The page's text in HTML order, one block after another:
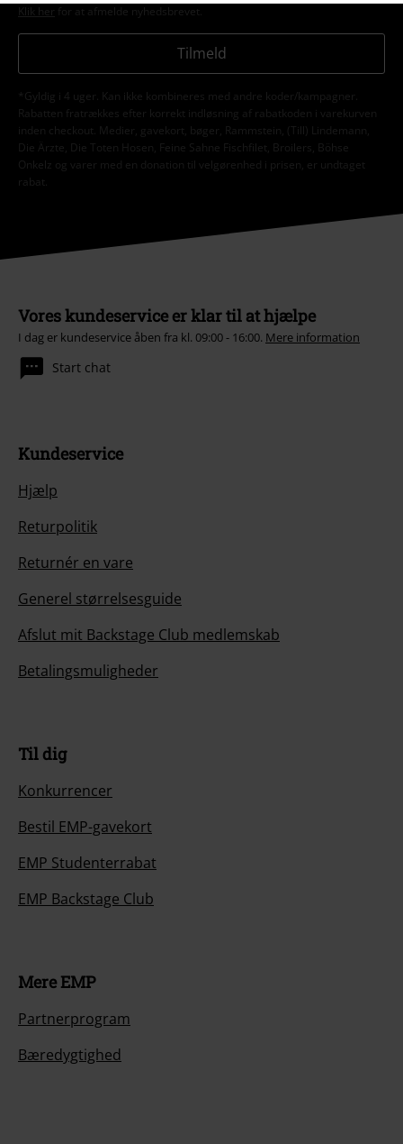
Klik her
for at afmelde nyhedsbrevet.
Tilmeld
*Gyldig i 4 uger. Kan ikke kombineres med andre koder/kampagner.
Rabatten fratrækkes efter korrekt indløsning af rabatkoden i varekurven
inden checkout. Medier, gavekort, bøger, Rammstein, (Till) Lindemann,
Die Ärzte, Die Toten Hosen, Feine Sahne Fischfilet, Broilers, Böhse
Onkelz og varer med en donation til velgørenhed i prisen, er undtaget
rabat.
Vores kundeservice er klar til at hjælpe
I dag er kundeservice åben fra kl. 09:00 - 16:00. Mere information
Start chat
Kundeservice
Hjælp
Returpolitik
Returnér en vare
Generel størrelsesguide
Afslut mit Backstage Club medlemskab
Betalingsmuligheder
Til dig
Konkurrencer
Bestil EMP-gavekort
EMP Studenterrabat
EMP Backstage Club
Mere EMP
Partnerprogram
Bæredygtighed